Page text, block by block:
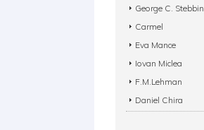
George C.
Carmel
Eva Mance
Iovan Miclea
F.M.Lehman
Daniel Chira